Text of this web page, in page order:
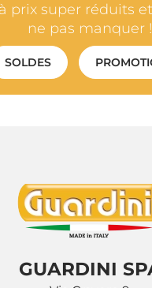
prix super réduits
ne pas manquer !
SOLDES
GUARDINI